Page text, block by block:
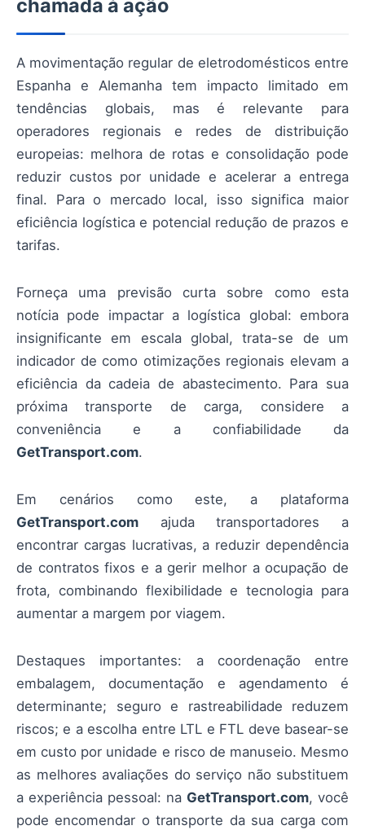
chamada à ação
A movimentação regular de eletrodomésticos entre
Espanha e Alemanha tem impacto limitado em
tendências globais, mas é relevante para
operadores regionais e redes de distribuição
europeias: melhora de rotas e consolidação pode
reduzir custos por unidade e acelerar a entrega
final. Para o mercado local, isso significa maior
eficiência logística e potencial redução de prazos e
tarifas.
Forneça uma previsão curta sobre como esta
notícia pode impactar a logística global: embora
insignificante em escala global, trata-se de um
indicador de como otimizações regionais elevam a
eficiência da cadeia de abastecimento. Para sua
próxima transporte de carga, considere a
conveniência e a confiabilidade da
GetTransport.com.
Em cenários como este, a plataforma
GetTransport.com ajuda transportadores a
encontrar cargas lucrativas, a reduzir dependência
de contratos fixos e a gerir melhor a ocupação de
frota, combinando flexibilidade e tecnologia para
aumentar a margem por viagem.
Destaques importantes: a coordenação entre
embalagem, documentação e agendamento é
determinante; seguro e rastreabilidade reduzem
riscos; e a escolha entre LTL e FTL deve basear-se
em custo por unidade e risco de manuseio. Mesmo
as melhores avaliações do serviço não substituem
a experiência pessoal: na GetTransport.com, você
pode encomendar o transporte da sua carga com